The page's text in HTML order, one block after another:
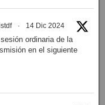
· 14 Dic 2024
ordinaria de la
en el siguiente